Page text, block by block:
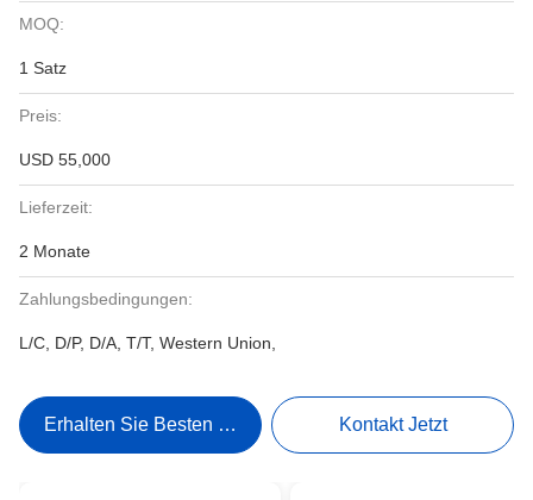
MOQ:
1 Satz
Preis:
USD 55,000
Lieferzeit:
2 Monate
Zahlungsbedingungen:
L/C, D/P, D/A, T/T, Western Union,
Erhalten Sie Besten Preis Kontakt Jetzt